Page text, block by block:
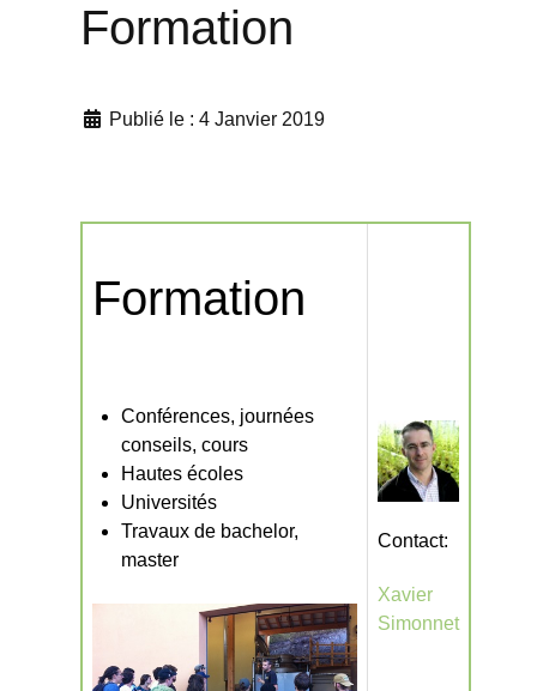
Formation
Publié le : 4 Janvier 2019
Formation
Conférences, journées
conseils, cours
Hautes écoles
Universités
Travaux de bachelor,
master
Contact:
Xavier
Simonnet